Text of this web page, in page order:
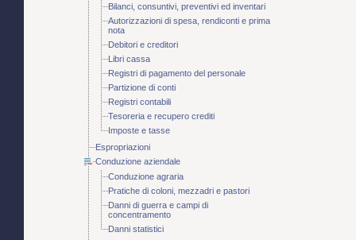
Bilanci, consuntivi, preventivi ed inventari
Autorizzazioni di spesa, rendiconti e prima
nota
Debitori e creditori
Libri cassa
Registri di pagamento del personale
Partizione di conti
Registri contabili
Tesoreria e recupero crediti
Imposte e tasse
Espropriazioni
Conduzione aziendale
Conduzione agraria
Pratiche di coloni, mezzadri e pastori
Danni di guerra e campi di
concentramento
Danni statistici